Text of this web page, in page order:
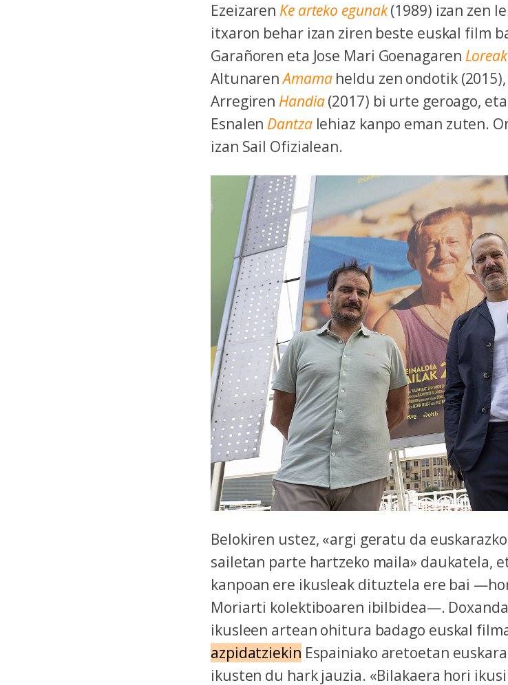
Ezeizaren Ke arteko egunak(1989) izan zen
itxaron behar izan ziren beste euskal film
Garañoren eta Jose Mari Goenagaren Loreak
AltunarenAmamaheldu zen ondotik
Arregiren Handia(2017) bi urte geroago,
Esnalen Dantza lehiaz kanpo eman zuten.
izan Sail Ofizialean.
Belokiren ustez, «argi geratu da
sailetan parte hartzeko maila» daukatela,
kanpoan ere ikusleak dituztela ere bai
Moriarti kolektiboaren ibilbidea—.
ikusleen artean ohitura badago euskal
azpidatziekin Espainiako aretoetan
ikusten du hark jauzia. «Bilakaera hori ikusi